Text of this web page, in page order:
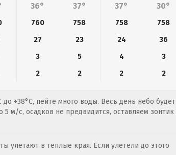
36° 37° 37° 30°
760 758 758
758
27 23 24
36
3 5 4
3
2 2 2 2
до +38°C, пейте много воды. Весь день небо будет
5 м/с, осадков не предвидится, оставляем зонтик
улетают в теплые края. Если улетели до этого